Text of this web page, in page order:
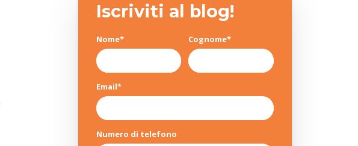
Iscriviti al blog!
Nome* Cognome*
Email*
Numero di telefono